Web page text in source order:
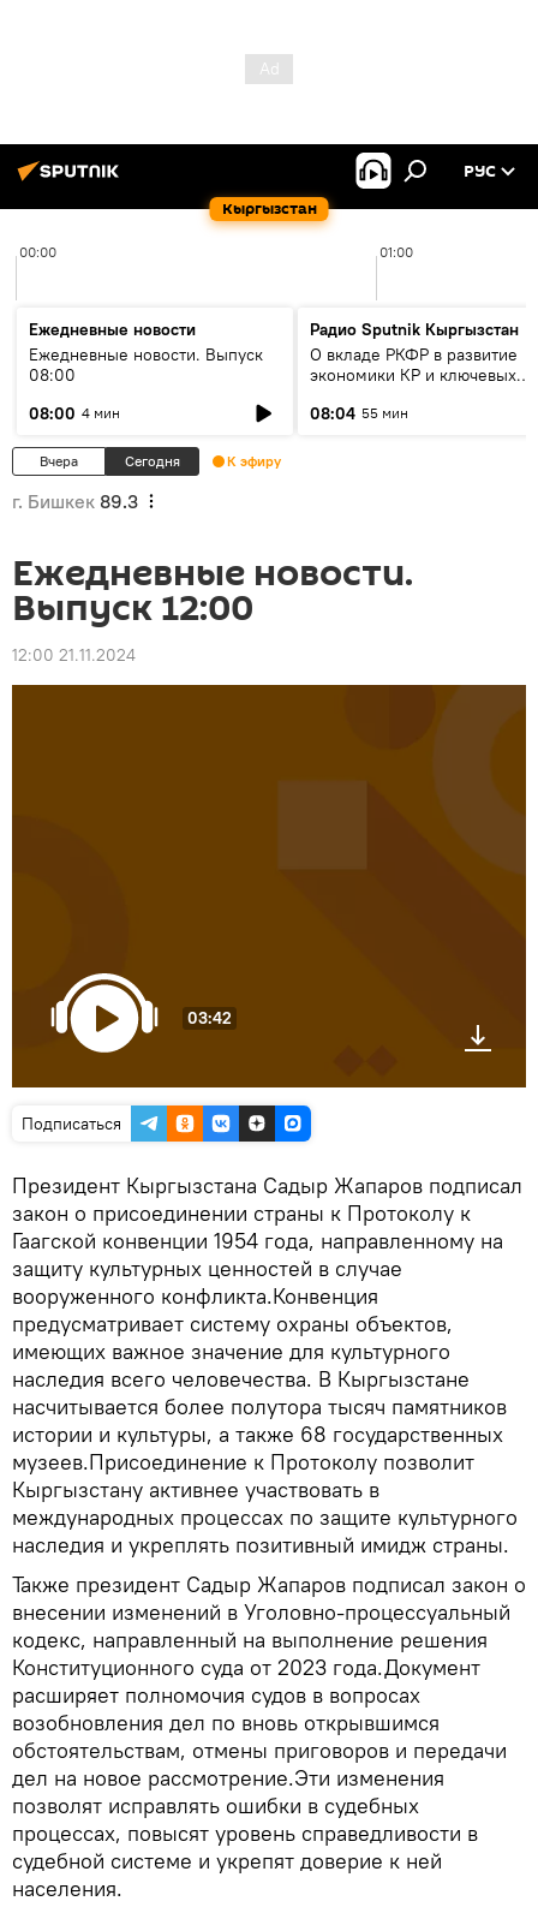
Кыргызстан
РУС
00:00 01:00
Ежедневные новости
Ежедневные новости. Выпуск
08:00
08:00 4 мин
Радио Sputnik Кыргызстан
О вкладе РКФР в развитие
экономики КР и ключевых
08:04 55 мин
Вчера Сегодня К эфиру
г. Бишкек 89.3
Ежедневные новости.
Выпуск 12:00
12:00 21.11.2024
03:42
Подписаться
Президент Кыргызстана Садыр Жапаров подписал
закон о присоединении страны к Протоколу к
Гаагской конвенции 1954 года, направленному на
защиту культурных ценностей в случае
вооруженного конфликта.Конвенция
предусматривает систему охраны объектов,
имеющих важное значение для культурного
наследия всего человечества. В Кыргызстане
насчитывается более полутора тысяч памятников
истории и культуры, а также 68 государственных
музеев.Присоединение к Протоколу позволит
Кыргызстану активнее участвовать в
международных процессах по защите культурного
наследия и укреплять позитивный имидж страны.
Также президент Садыр Жапаров подписал закон о
внесении изменений в Уголовно-процессуальный
кодекс, направленный на выполнение решения
Конституционного суда от 2023 года.Документ
расширяет полномочия судов в вопросах
возобновления дел по вновь открывшимся
обстоятельствам, отмены приговоров и передачи
дел на новое рассмотрение.Эти изменения
позволят исправлять ошибки в судебных
процессах, повысят уровень справедливости в
судебной системе и укрепят доверие к ней
населения.